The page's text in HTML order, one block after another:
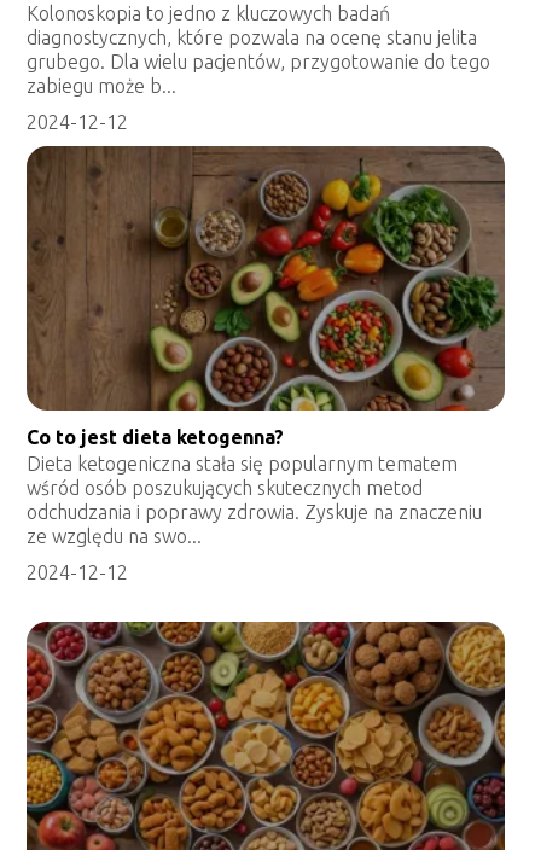
Kolonoskopia to jedno z kluczowych badań
diagnostycznych, które pozwala na ocenę stanu jelita
grubego. Dla wielu pacjentów, przygotowanie do tego
zabiegu może b...
2024-12-12
Co to jest dieta ketogenna?
Dieta ketogeniczna stała się popularnym tematem
wśród osób poszukujących skutecznych metod
odchudzania i poprawy zdrowia. Zyskuje na znaczeniu
ze względu na swo...
2024-12-12